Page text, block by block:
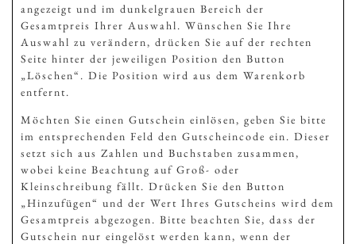
angezeigt und im dunkelgrauen Bereich der
Gesamtpreis Ihrer Auswahl. Wünschen Sie Ihre
Auswahl zu verändern, drücken Sie auf der rechten
Seite hinter der jeweiligen Position den Button
„Löschen“. Die Position wird aus dem Warenkorb
entfernt.
Möchten Sie einen Gutschein einlösen, geben Sie bitte
im entsprechenden Feld den Gutscheincode ein. Dieser
setzt sich aus Zahlen und Buchstaben zusammen,
wobei keine Beachtung auf Groß- oder
Kleinschreibung fällt. Drücken Sie den Button
„Hinzufügen“ und der Wert Ihres Gutscheins wird dem
Gesamtpreis abgezogen. Bitte beachten Sie, dass der
Gutschein nur eingelöst werden kann, wenn der